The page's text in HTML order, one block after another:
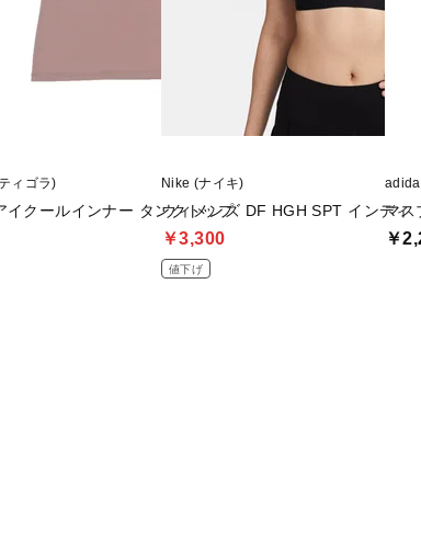
ィゴラ)
イクールインナー タンクトップ
Nike (ナイキ)
ウィメンズ DF HGH SPT インディ
￥3,300
値下げ
マス
￥